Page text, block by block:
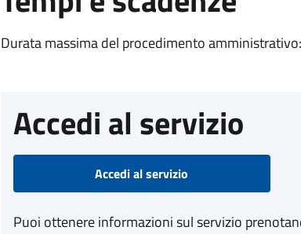
Durata massima del procedimento
Accedi al servizio
Accedi al servizio
Puoi ottenere informazioni sul servizio